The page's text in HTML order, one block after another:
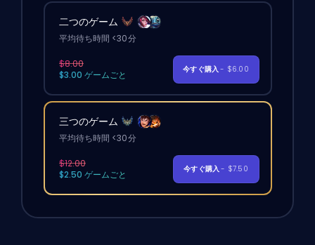
二つのゲーム
平均待ち時間 <30分
$8.00
$3.00 ゲームごと
今すぐ購入- $6.00
三つのゲーム
平均待ち時間 <30分
$12.00
$2.50 ゲームごと
今すぐ購入- $7.50